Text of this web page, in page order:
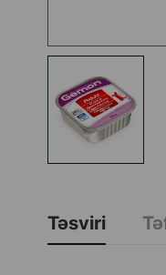
Təsviri